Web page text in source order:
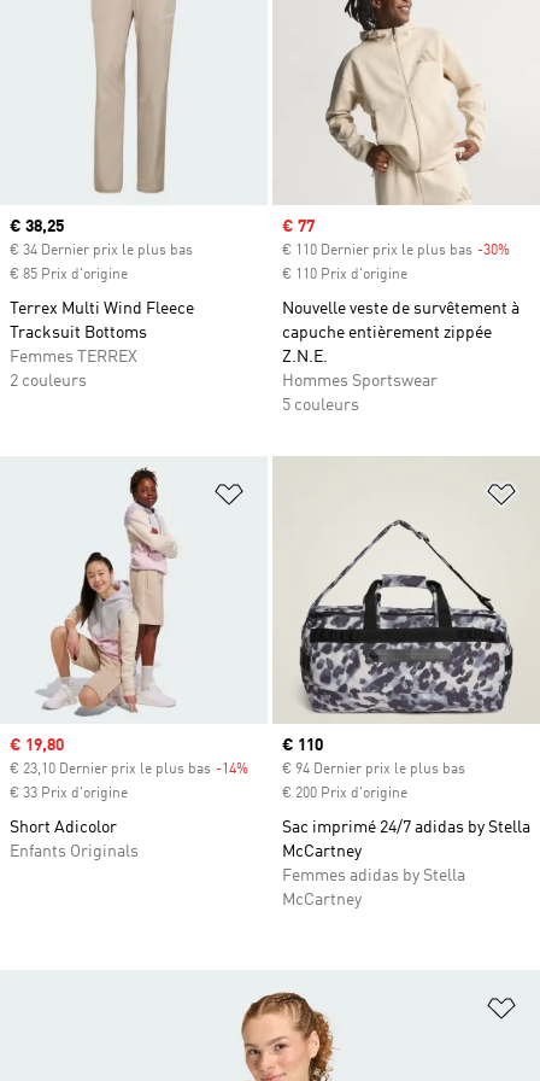
Prix actuel
€ 38,25
€ 34 Dernier prix le plus bas
€ 85 Prix d'origine
Terrex Multi Wind Fleece
Tracksuit Bottoms
Femmes TERREX
2 couleurs
Prix soldé
€ 77
€ 110 Dernier prix le plus bas -30%
€ 110 Prix d'origine
Nouvelle veste de survêtement à
capuche entièrement zippée
Z.N.E.
Hommes Sportswear
5 couleurs
Ajouter à la Liste de produits
Prix soldé
€ 19,80
€ 23,10 Dernier prix le plus bas -14% Rabais
€ 33 Prix d'origine
Short Adicolor
Enfants Originals
Prix actuel
€ 110
€ 94 Dernier prix le plus bas
€ 200 Prix d'origine
Sac imprimé 24/7 adidas by Stella
McCartney
Femmes adidas by Stella
McCartney